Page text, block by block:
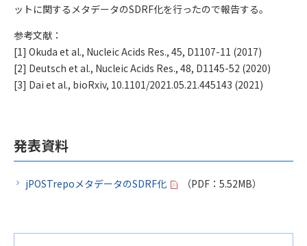
ットに関するメタデータのSDRF化を行ったので報告する。
参考文献：
[1] Okuda et al., Nucleic Acids Res., 45, D1107-11 (2017)
[2] Deutsch et al., Nucleic Acids Res., 48, D1145-52 (2020)
[3] Dai et al., bioRxiv, 10.1101/2021.05.21.445143 (2021)
発表資料
jPOSTrepoメタデータのSDRF化 （PDF：5.52MB）